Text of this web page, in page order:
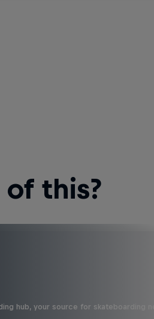
this?
hub, your source for skateboarding